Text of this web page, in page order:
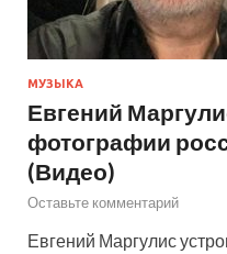
МУЗЫКА
Евгений
фотографии
(Видео)
Оставьте комментарий
Евгений Маргулис